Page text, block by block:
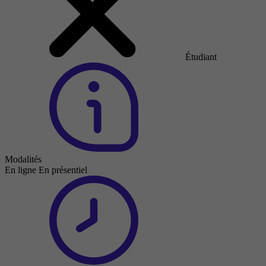
Étudiant
Modalités
En ligne En présentiel